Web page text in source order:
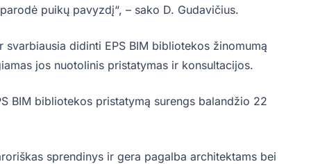
puikų pavyzdį“, – sako D. Gudavičius.
didinti EPS BIM bibliotekos žinomumą
jos nuotolinis pristatymas ir konsultacijos.
BIM bibliotekos pristatymą surengs balandžio 22
sprendinys ir gera pagalba architektams bei